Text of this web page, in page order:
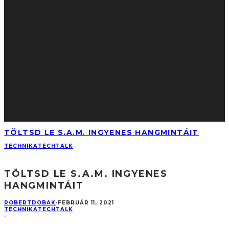
TÖLTSD LE S.A.M. INGYENES HANGMINTÁIT
TECHNIKATECHTALK
TÖLTSD LE S.A.M. INGYENES
HANGMINTÁIT
ROBERTDOBAK·FEBRUÁR 11, 2021
TECHNIKATECHTALK
·